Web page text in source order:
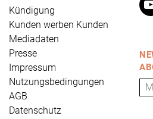
Kündigung
Kunden werben Kunden
Mediadaten
Presse
Impressum
Nutzungsbedingungen
AGB
Datenschutz